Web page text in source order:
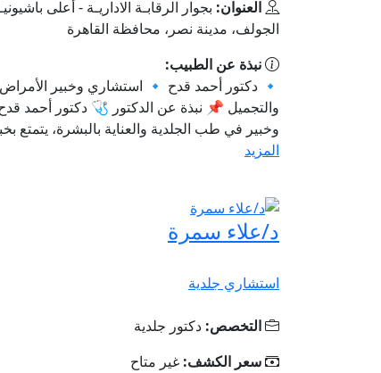
العنوان:
الجولف، مدينة نصر، محافظة القاهرة‬
نبذة عن الطبيب:
🔹 دكتور أحمد قدح 🔹 استشاري وخبير الأمراض
والتجميل 📌 نبذة عن الدكتور 🩺 دكتور أحمد
وخبير في طب الجلدية والعناية بالبشرة، يتمتع
المزيد
د/علاء سمرة
استشاري جلدية
التخصص: دكتور جلدية
سعر الكشف: غير متاح